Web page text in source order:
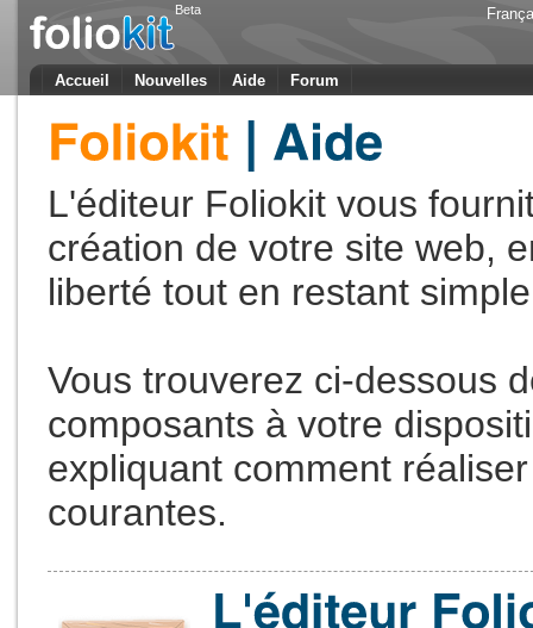
Beta
Accueil Nouvelles Aide Forum
L'éditeur Foliokit vous
création de votre site web,
liberté tout en restant
Vous trouverez ci-dessous
composants à votre
expliquant comment
courantes.